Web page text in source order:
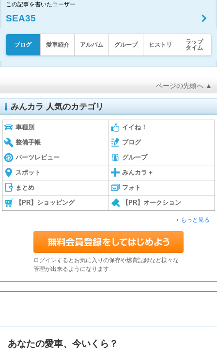
この記事を書いたユーザー
SEA35
ブログ 愛車紹介 アルバム グループ ヒストリ
ラップ
タイム
ページの先頭へ ▲
みんカラ 人気のカテゴリ
車種別 イイね！
整備手帳 ブログ
パーツレビュー グループ
スポット みんカラ＋
まとめ フォト
【PR】ショッピング 【PR】オークション
もっと見る
ログインするとお気に入りの保存や燃費記録など様々な
管理が出来るようになります
あなたの愛車、今いくら？